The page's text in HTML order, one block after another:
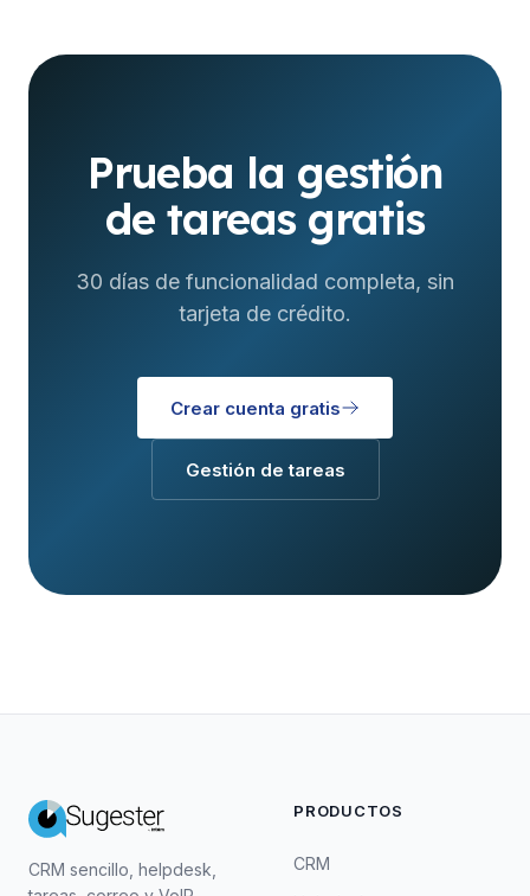
Prueba la gestión
de tareas gratis
30 días de funcionalidad completa, sin
tarjeta de crédito.
Crear cuenta gratis
Gestión de tareas
CRM sencillo, helpdesk,
PRODUCTOS
CRM